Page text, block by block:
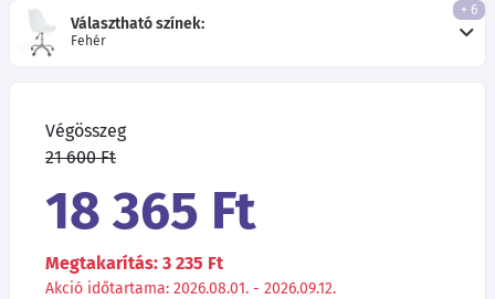
Választható színek:
Fehér
+ 6
Végösszeg
21 600 Ft
18 365 Ft
Megtakarítás: 3 235 Ft
Akció időtartama: 2026.08.01. - 2026.09.12.